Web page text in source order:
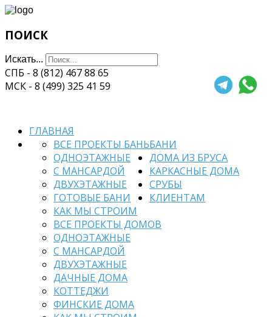
ПОИСК
Искать...
СПБ - 8 (812) 467 88 65
МСК - 8 (499) 325 41 59
ГЛАВНАЯ
БАНИ
ВСЕ ПРОЕКТЫ БАНЬ
ОДНОЭТАЖНЫЕ
С МАНСАРДОЙ
ДВУХЭТАЖНЫЕ
ГОТОВЫЕ БАНИ
КАК МЫ СТРОИМ
ДОМА ИЗ БРУСА
ВСЕ ПРОЕКТЫ ДОМОВ
ОДНОЭТАЖНЫЕ
С МАНСАРДОЙ
ДВУХЭТАЖНЫЕ
ДАЧНЫЕ ДОМА
КОТТЕДЖИ
ФИНСКИЕ ДОМА
КАРКАСНЫЕ ДОМА
СРУБЫ
КЛИЕНТАМ